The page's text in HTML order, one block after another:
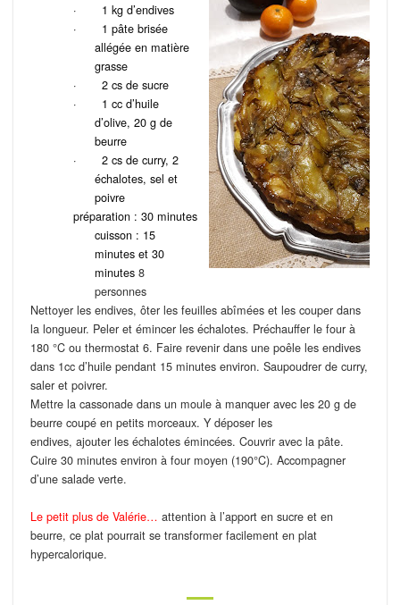
· 1 kg d’endives
·
1 pâte brisée
allégée en matière
grasse
·
2 cs de sucre
·
1 cc d’huile
d’olive, 20 g de
beurre
·
2 cs de curry, 2
échalotes, sel et
poivre
préparation : 30 minutes
cuisson : 15
minutes et 30
minutes8
personnes
Nettoyer les endives, ôter les feuilles abîmées et les couper dans
la longueur. Peler et émincer les échalotes. Préchauffer le four à
180 °C ou thermostat 6. Faire revenir dans une poêle les endives
dans 1cc d’huile pendant 15 minutes environ. Saupoudrer de curry,
saler et poivrer.
Mettre la cassonade dans un moule à manquer avec les 20 g de
beurre coupé en petits morceaux. Y déposer les
endives, ajouter les échalotes émincées. Couvrir avec la pâte.
Cuire 30 minutes environ à four moyen (190°C). Accompagner
d’une salade verte.
Le petit plus de Valérie… attention à l’apport en sucre et en
beurre, ce plat pourrait se transformer facilement en plat
hypercalorique.